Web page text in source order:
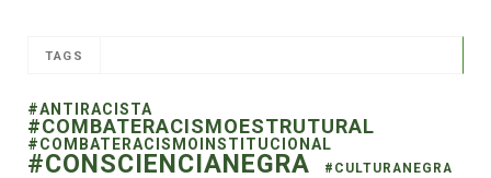
TAGS
#ANTIRACISTA
#COMBATERACISMOESTRUTURAL
#COMBATERACISMOINSTITUCIONAL
#CONSCIENCIANEGRA #CULTURANEGRA